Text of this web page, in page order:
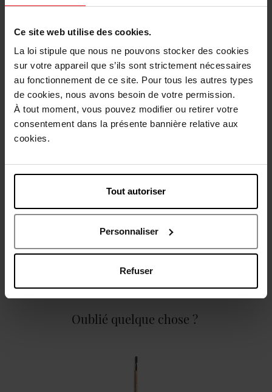
Ce site web utilise des cookies.
La loi stipule que nous ne pouvons stocker des cookies
sur votre appareil que s’ils sont strictement nécessaires
au fonctionnement de ce site. Pour tous les autres types
de cookies, nous avons besoin de votre permission.
À tout moment, vous pouvez modifier ou retirer votre
consentement dans la présente bannière relative aux
cookies.
Tout autoriser
Personnaliser
Refuser
Livraison gratuite à partir de 50€
Retour gratuit dans votre magasin
Description
Avis client
Oublié quelque chose ?